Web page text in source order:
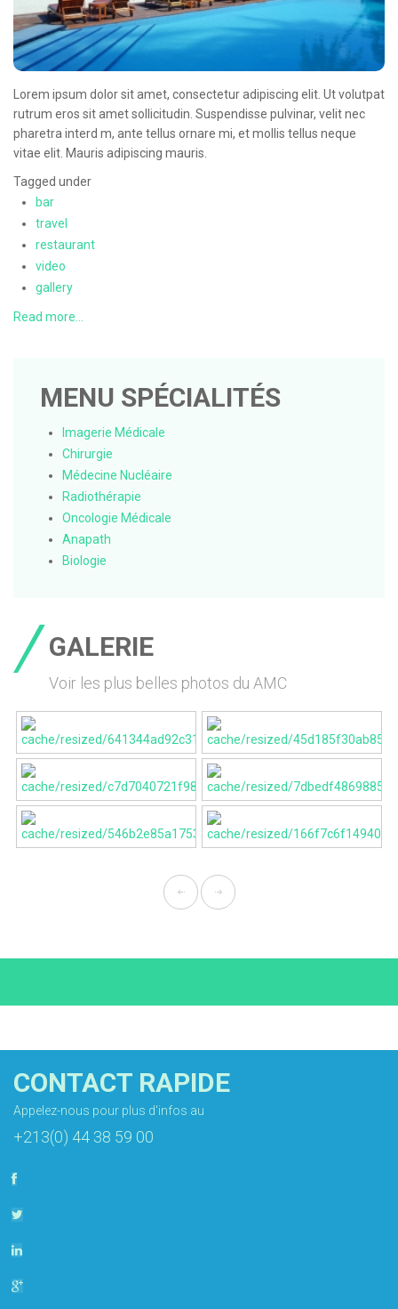
Lorem ipsum dolor sit amet, consectetur adipiscing elit. Ut volutpat
rutrum eros sit amet sollicitudin. Suspendisse pulvinar, velit nec
pharetra interd m, ante tellus ornare mi, et mollis tellus neque
vitae elit. Mauris adipiscing mauris.
Tagged under
bar
travel
restaurant
video
gallery
Read more...
MENU SPÉCIALITÉS
Imagerie Médicale
Chirurgie
Médecine Nucléaire
Radiothérapie
Oncologie Médicale
Anapath
Biologie
GALERIE
Voir les plus belles photos du AMC
CONTACT RAPIDE
Appelez-nous pour plus d'infos au
+213(0) 44 38 59 00